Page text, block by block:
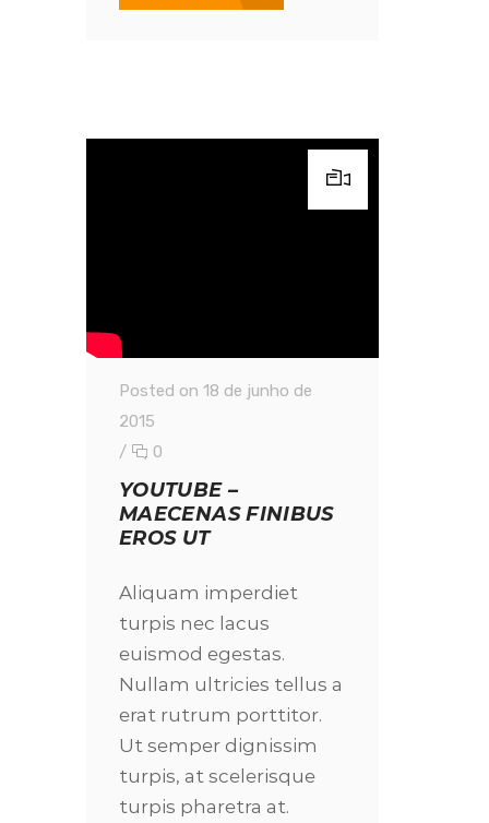
Posted on 18 de junho de
2015
/
0
YOUTUBE –
MAECENAS FINIBUS
EROS UT
Aliquam imperdiet
turpis nec lacus
euismod egestas.
Nullam ultricies tellus a
erat rutrum porttitor.
Ut semper dignissim
turpis, at scelerisque
turpis pharetra at.